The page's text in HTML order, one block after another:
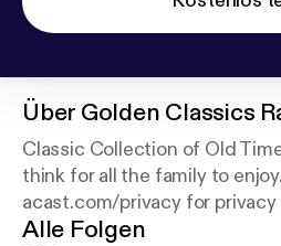
Über Golden Classics
Classic Collection of Old
think for all the family to
acast.com/privacy for
information.
Alle Folgen